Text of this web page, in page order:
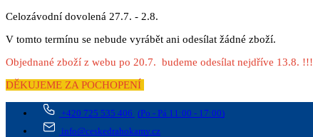
Celozávodní dovolená 27.7. - 2.8.
V tomto termínu se nebude vyrábět ani odesílat žádné zboží.
Objednané zboží z webu po 20.7. budeme odesílat nejdříve 13.8. !!!
DĚKUJEME ZA POCHOPENÍ
+420 725 535 406 (Po - Pá 11:00 - 17:00)
info@ceskedrahokamy.cz